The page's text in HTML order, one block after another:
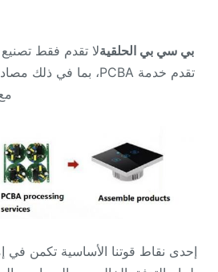
سي بي الحلقية
مع